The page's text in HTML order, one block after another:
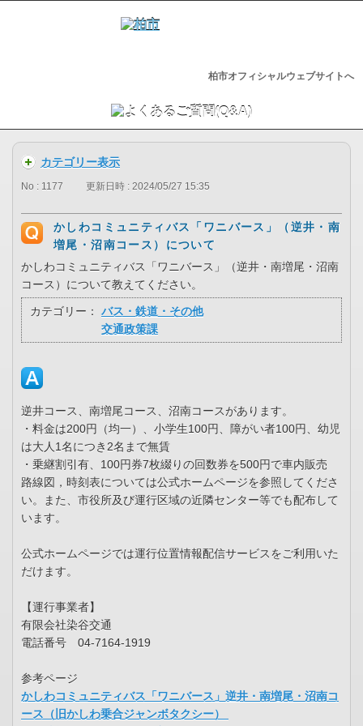
柏市オフィシャルウェブサイトへ
カテゴリー表示
No : 1177 更新日時 : 2024/05/27 15:35
かしわコミュニティバス「ワニバース」（逆井・南
増尾・沼南コース）について
かしわコミュニティバス「ワニバース」（逆井・南増尾・沼南
コース）について教えてください。
カテゴリー：
バス・鉄道・その他
交通政策課
逆井コース、南増尾コース、沼南コースがあります。
・料金は200円（均一）、小学生100円、障がい者100円、幼児
は大人1名につき2名まで無賃
・乗継割引有、100円券7枚綴りの回数券を500円で車内販売
路線図，時刻表については公式ホームページを参照してくださ
い。また、市役所及び運行区域の近隣センター等でも配布して
います。
公式ホームページでは運行位置情報配信サービスをご利用いた
だけます。
【運行事業者】
有限会社染谷交通
電話番号 04-7164-1919
参考ページ
かしわコミュニティバス「ワニバース」逆井・南増尾・沼南コ
ース（旧かしわ乗合ジャンボタクシー）